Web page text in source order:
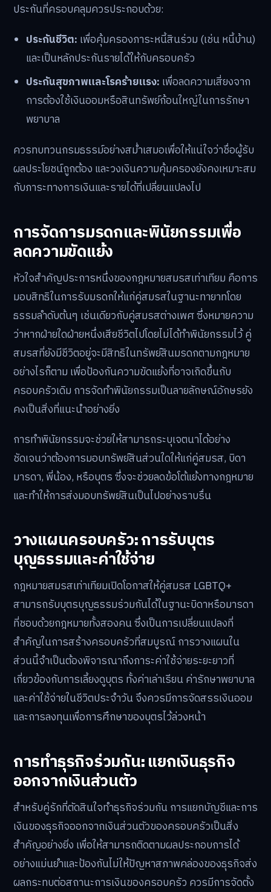
ประกันที่ครอบคลุมควรประกอบด้วย:
ประกันชีวิต: เพื่อคุ้มครองภาระหนี้สินร่วม (เช่น หนี้บ้าน)
และเป็นหลักประกันรายได้ให้กับครอบครัว
ประกันสุขภาพและโรคร้ายแรง: เพื่อลดความเสี่ยงจาก
การต้องใช้เงินออมหรือสินทรัพย์ก้อนใหญ่ในการรักษา
พยาบาล
ควรทบทวนกรมธรรม์อย่างสม่ำเสมอเพื่อให้แน่ใจว่าชื่อผู้รับ
ผลประโยชน์ถูกต้อง และวงเงินความคุ้มครองยังคงเหมาะสม
กับภาระทางการเงินและรายได้ที่เปลี่ยนแปลงไป
การจัดการมรดกและพินัยกรรมเพื่อ
ลดความขัดแย้ง
หัวใจสำคัญประการหนึ่งของกฎหมายสมรสเท่าเทียม คือการ
มอบสิทธิในการรับมรดกให้แก่คู่สมรสในฐานะทายาทโดย
ธรรมลำดับต้นๆ เช่นเดียวกับคู่สมรสต่างเพศ ซึ่งหมายความ
ว่าหากฝ่ายใดฝ่ายหนึ่งเสียชีวิตไปโดยไม่ได้ทำพินัยกรรมไว้ คู่
สมรสที่ยังมีชีวิตอยู่จะมีสิทธิในทรัพย์สินมรดกตามกฎหมาย
อย่างไรก็ตาม เพื่อป้องกันความขัดแย้งที่อาจเกิดขึ้นกับ
ครอบครัวเดิม การจัดทำพินัยกรรมเป็นลายลักษณ์อักษรยัง
คงเป็นสิ่งที่แนะนำอย่างยิ่ง
การทำพินัยกรรมจะช่วยให้สามารถระบุเจตนาได้อย่าง
ชัดเจนว่าต้องการมอบทรัพย์สินส่วนใดให้แก่คู่สมรส, บิดา
มารดา, พี่น้อง, หรือบุตร ซึ่งจะช่วยลดข้อโต้แย้งทางกฎหมาย
และทำให้การส่งมอบทรัพย์สินเป็นไปอย่างราบรื่น
วางแผนครอบครัว: การรับบุตร
บุญธรรมและค่าใช้จ่าย
กฎหมายสมรสเท่าเทียมเปิดโอกาสให้คู่สมรส LGBTQ+
สามารถรับบุตรบุญธรรมร่วมกันได้ในฐานะบิดาหรือมารดา
ที่ชอบด้วยกฎหมายทั้งสองคน ซึ่งเป็นการเปลี่ยนแปลงที่
สำคัญในการสร้างครอบครัวที่สมบูรณ์ การวางแผนใน
ส่วนนี้จำเป็นต้องพิจารณาถึงภาระค่าใช้จ่ายระยะยาวที่
เกี่ยวข้องกับการเลี้ยงดูบุตร ทั้งค่าเล่าเรียน ค่ารักษาพยาบาล
และค่าใช้จ่ายในชีวิตประจำวัน จึงควรมีการจัดสรรเงินออม
และการลงทุนเพื่อการศึกษาของบุตรไว้ล่วงหน้า
การทำธุรกิจร่วมกัน: แยกเงินธุรกิจ
ออกจากเงินส่วนตัว
สำหรับคู่รักที่ตัดสินใจทำธุรกิจร่วมกัน การแยกบัญชีและการ
เงินของธุรกิจออกจากเงินส่วนตัวของครอบครัวเป็นสิ่ง
สำคัญอย่างยิ่ง เพื่อให้สามารถติดตามผลประกอบการได้
อย่างแม่นยำและป้องกันไม่ให้ปัญหาสภาพคล่องของธุรกิจส่ง
ผลกระทบต่อสถานะการเงินของครอบครัว ควรมีการจัดตั้ง